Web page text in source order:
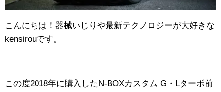
こんにちは！器械いじりや最新テクノロジーが大好きな
kensirouです。
この度2018年に購入したN-BOXカスタム G・Lターボ前